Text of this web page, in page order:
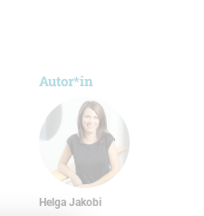
Autor*in
Helga Jakobi